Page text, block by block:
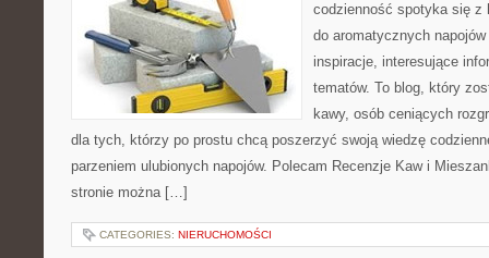
codzienność spotyka się z
do aromatycznych
inspiracje, interesujące
tematów. To blog, który
kawy, osób ceniących
dla tych, którzy po prostu chcą poszerzyć swoją wiedzę
parzeniem ulubionych napojów. Polecam Recenzje Kaw i
stronie można […]
CATEGORIES: NIERUCHOMOŚCI